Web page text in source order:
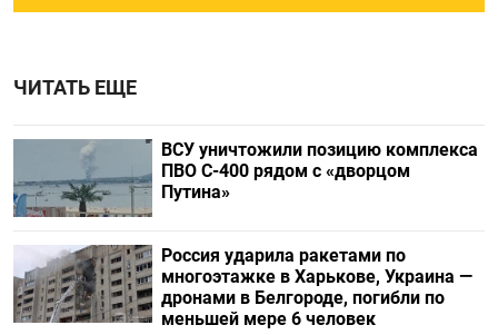
ЧИТАТЬ ЕЩЕ
ВСУ уничтожили позицию комплекса
ПВО С-400 рядом с «дворцом
Путина»
Россия ударила ракетами по
многоэтажке в Харькове, Украина —
дронами в Белгороде, погибли по
меньшей мере 6 человек